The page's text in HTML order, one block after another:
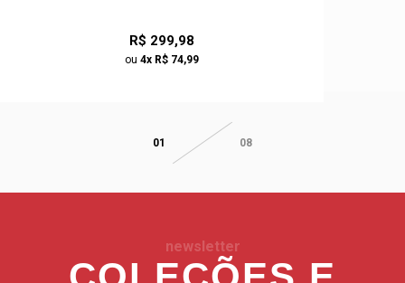
R$ 299,98
ou 4x R$ 74,99
01 08
newsletter